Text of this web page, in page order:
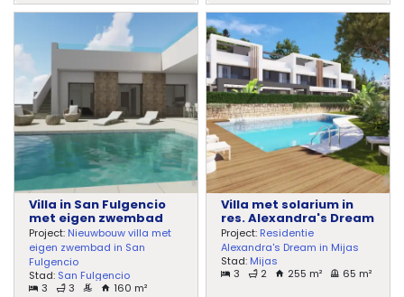
Villa in San Fulgencio
met eigen zwembad
Project: Nieuwbouw villa met
eigen zwembad in San
Fulgencio
Stad: San Fulgencio
3
3 160 m²
Villa met solarium in
res. Alexandra's Dream
Project: Residentie
Alexandra's Dream in Mijas
Stad: Mijas
3
2 255 m² 65 m²